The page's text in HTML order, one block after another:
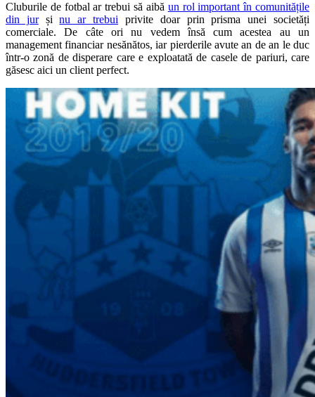
Cluburile de fotbal ar trebui să aibă un rol important în comunitățile
din jurșinu ar trebui privite doar prin prisma unei societăți
comerciale. De câte ori nu vedem însă cum acestea au un
management financiar nesănătos, iar pierderile avute an de an le duc
într-o zonă de disperare care e exploatată de casele de pariuri, care
găsesc aici un client perfect.